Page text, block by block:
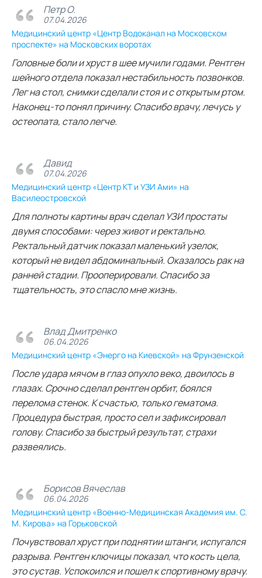
Петр О.
07.04.2026
Медицинский центр «Центр Водоканал на Московском
проспекте» на Московских воротах
Головные боли и хруст в шее мучили годами. Рентген
шейного отдела показал нестабильность позвонков.
Лег на стол, снимки сделали стоя и с открытым ртом.
Наконец-то понял причину. Спасибо врачу, лечусь у
остеопата, стало легче.
Давид
07.04.2026
Медицинский центр «Центр КТ и УЗИ Ами» на
Василеостровской
Для полноты картины врач сделал УЗИ простаты
двумя способами: через живот и ректально.
Ректальный датчик показал маленький узелок,
который не видел абдоминальный. Оказалось рак на
ранней стадии. Прооперировали. Спасибо за
тщательность, это спасло мне жизнь.
Влад Дмитренко
06.04.2026
Медицинский центр «Энерго на Киевской» на Фрунзенской
После удара мячом в глаз опухло веко, двоилось в
глазах. Срочно сделал рентген орбит, боялся
перелома стенок. К счастью, только гематома.
Процедура быстрая, просто сел и зафиксировал
голову. Спасибо за быстрый результат, страхи
развеялись.
Борисов Вячеслав
06.04.2026
Медицинский центр «Военно-Медицинская Академия им. С.
М. Кирова» на Горьковской
Почувствовал хруст при поднятии штанги, испугался
разрыва. Рентген ключицы показал, что кость цела,
это сустав. Успокоился и пошел к спортивному врачу.